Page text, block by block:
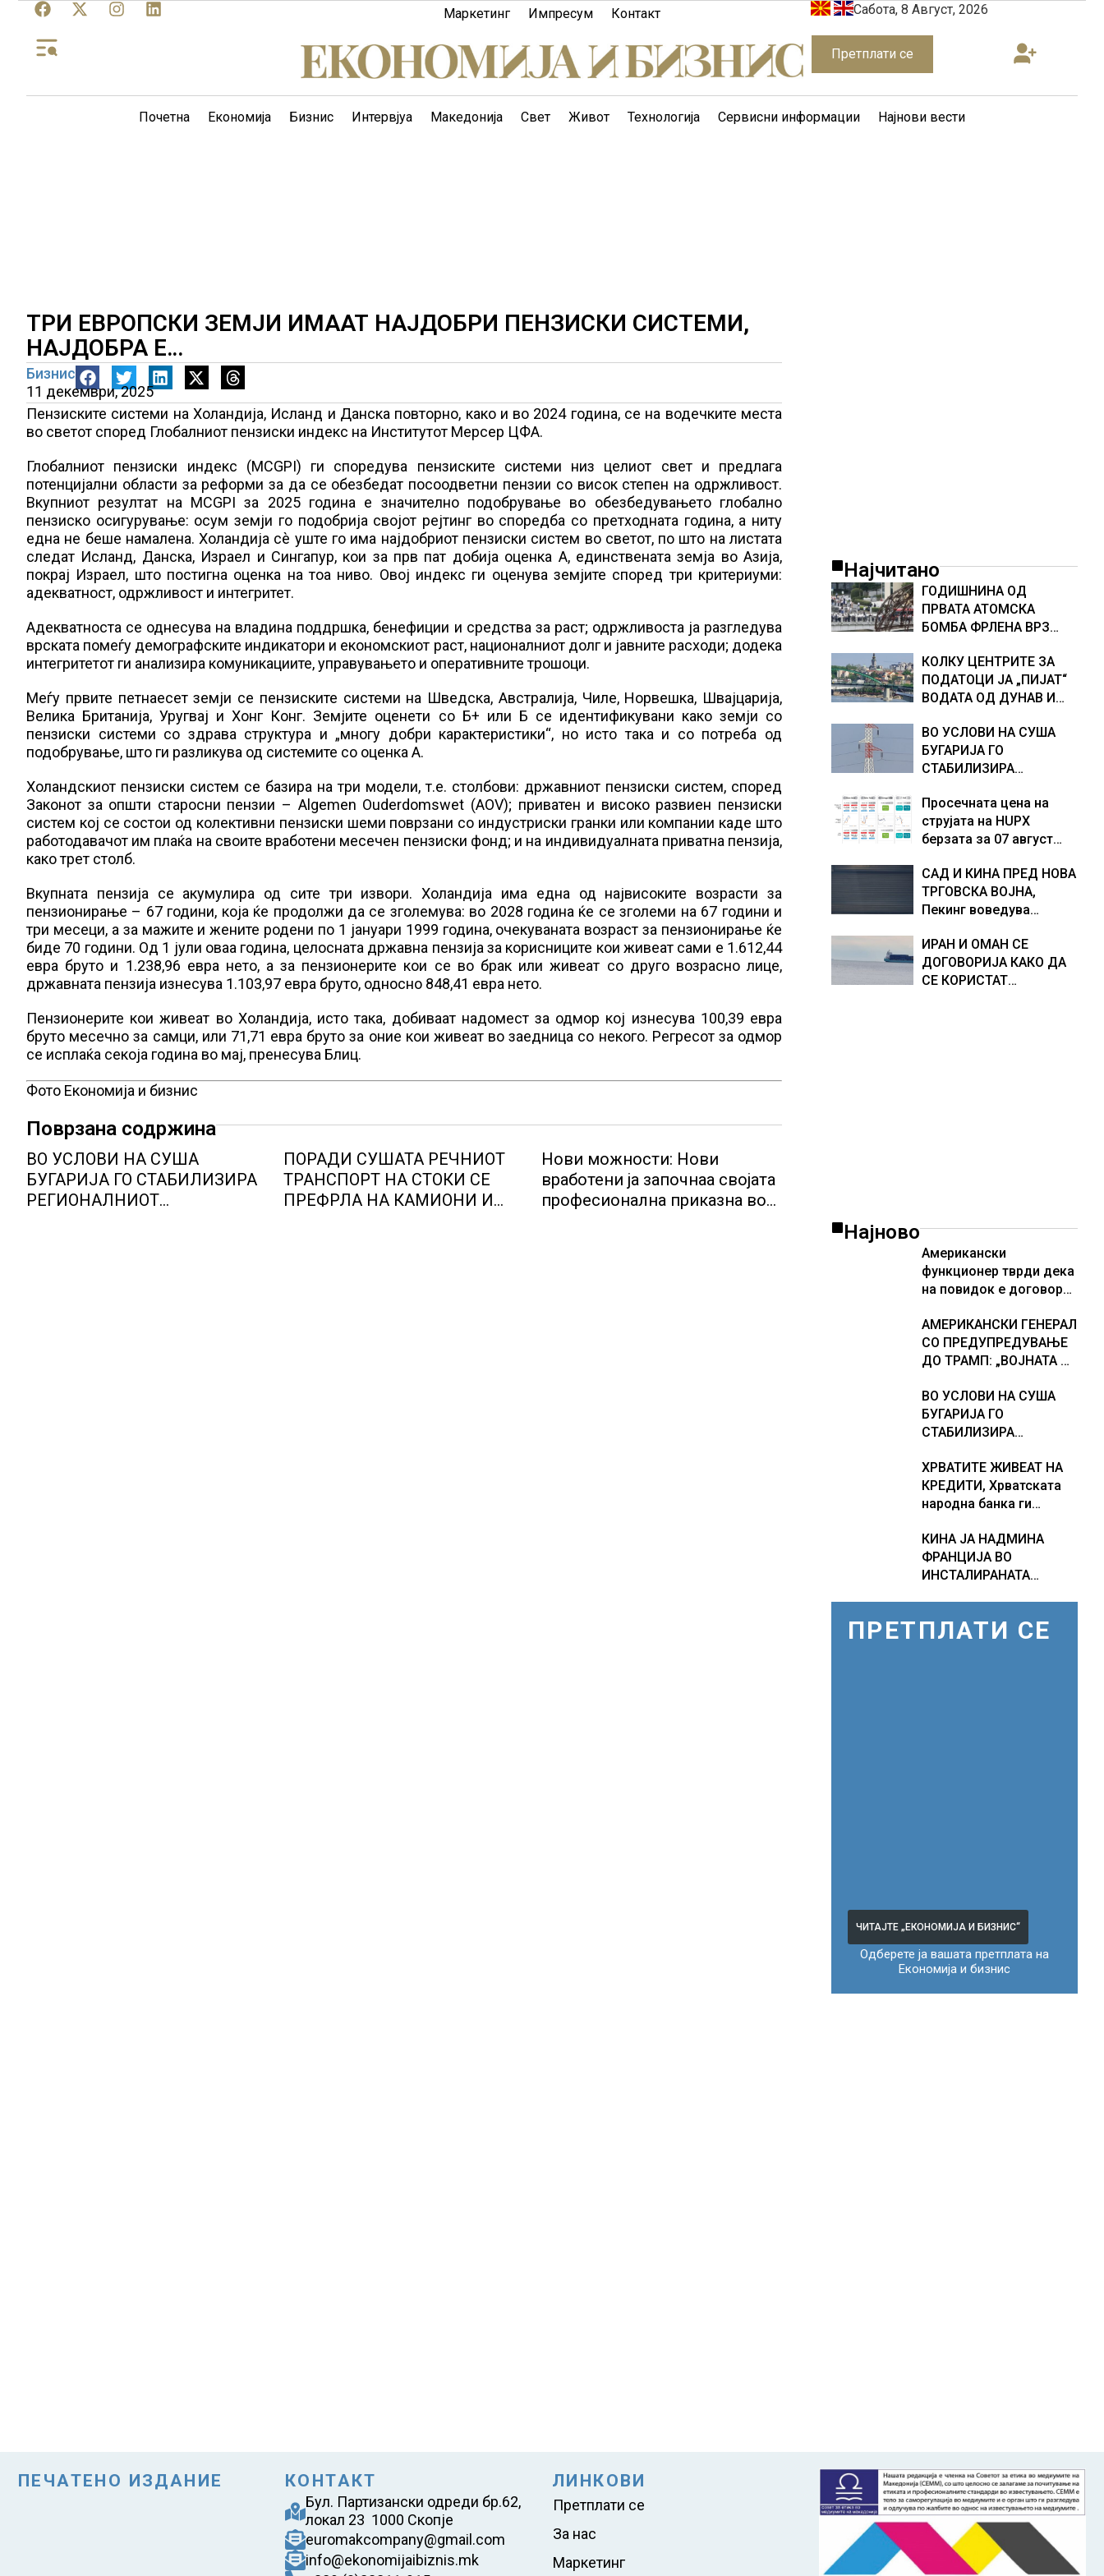
Маркетинг Импресум Контакт Сабота, 8 Август, 2026
Претплати се
Почетна Економија Бизнис Интервјуа Македонија Свет Живот Технологија Сервисни информации Најнови вести
ТРИ ЕВРОПСКИ ЗЕМЈИ ИМААТ НАЈДОБРИ ПЕНЗИСКИ СИСТЕМИ,
НАЈДОБРА Е…
Бизнис
11 декември, 2025
Пензиските системи на Холандија, Исланд и Данска повторно, како и во 2024 година, се на водечките места
во светот според Глобалниот пензиски индекс на Институтот Мерсер ЦФА.
Глобалниот пензиски индекс (MCGPI) ги споредува пензиските системи низ целиот свет и предлага
потенцијални области за реформи за да се обезбедат посоодветни пензии со висок степен на одржливост.
Вкупниот резултат на MCGPI за 2025 година е значително подобрување во обезбедувањето глобално
пензиско осигурување: осум земји го подобрија својот рејтинг во споредба со претходната година, а ниту
една не беше намалена. Холандија сè уште го има најдобриот пензиски систем во светот, по што на листата
следат Исланд, Данска, Израел и Сингапур, кои за прв пат добија оценка А, единствената земја во Азија,
покрај Израел, што постигна оценка на тоа ниво. Овој индекс ги оценува земјите според три критериуми:
адекватност, одржливост и интегритет.
Адекватноста се однесува на владина поддршка, бенефиции и средства за раст; одржливоста ја разгледува
врската помеѓу демографските индикатори и економскиот раст, националниот долг и јавните расходи; додека
интегритетот ги анализира комуникациите, управувањето и оперативните трошоци.
Меѓу првите петнаесет земји се пензиските системи на Шведска, Австралија, Чиле, Норвешка, Швајцарија,
Велика Британија, Уругвај и Хонг Конг. Земјите оценети со Б+ или Б се идентификувани како земји со
пензиски системи со здрава структура и „многу добри карактеристики“, но исто така и со потреба од
подобрување, што ги разликува од системите со оценка А.
Холандскиот пензиски систем се базира на три модели, т.е. столбови: државниот пензиски систем, според
Законот за општи старосни пензии – Algemen Ouderdomswet (AOV); приватен и високо развиен пензиски
систем кој се состои од колективни пензиски шеми поврзани со индустриски гранки или компании каде што
работодавачот им плаќа на своите вработени месечен пензиски фонд; и на индивидуалната приватна пензија,
како трет столб.
Вкупната пензија се акумулира од сите три извори. Холандија има една од највисоките возрасти за
пензионирање – 67 години, која ќе продолжи да се зголемува: во 2028 година ќе се зголеми на 67 години и
три месеци, а за мажите и жените родени по 1 јануари 1999 година, очекуваната возраст за пензионирање ќе
биде 70 години. Од 1 јули оваа година, целосната државна пензија за корисниците кои живеат сами е 1.612,44
евра бруто и 1.238,96 евра нето, а за пензионерите кои се во брак или живеат со друго возрасно лице,
државната пензија изнесува 1.103,97 евра бруто, односно 848,41 евра нето.
Пензионерите кои живеат во Холандија, исто така, добиваат надомест за одмор кој изнесува 100,39 евра
бруто месечно за самци, или 71,71 евра бруто за оние кои живеат во заедница со некого. Регресот за одмор
се исплаќа секоја година во мај, пренесува Блиц.
Фото Економија и бизнис
Поврзана содржина
ВО УСЛОВИ НА СУША
БУГАРИЈА ГО СТАБИЛИЗИРА
РЕГИОНАЛНИОТ
ПОРАДИ СУШАТА РЕЧНИОТ
ТРАНСПОРТ НА СТОКИ СЕ
ПРЕФРЛА НА КАМИОНИ И
Нови можности: Нови
вработени ја започнаа својата
професионална приказна во
Најчитано
ГОДИШНИНА ОД
ПРВАТА АТОМСКА
БОМБА ФРЛЕНА ВРЗ
ШТО НАПРАВИВМЕ“,
како дел од екипажот
во авионот „Енола Геј“ и
бомбардирањето го
доживуваа овој настан
што го промени текот
КОЛКУ ЦЕНТРИТЕ ЗА
ПОДАТОЦИ ЈА „ПИЈАТ“
ВОДАТА ОД ДУНАВ И
Германија е лидер во
Европа по бројот на
изградени центри за
ВО УСЛОВИ НА СУША
БУГАРИЈА ГО
СТАБИЛИЗИРА
ЕНЕРГЕТСКИ СИСТЕМ,
како Бугарија стана
балкански шампион во
од батерии
Просечната цена на
струјата на HUPX
берзата за 07 август
евра за мегават час, на
МЕМО 153,56 евра за
мегават час
САД И КИНА ПРЕД НОВА
ТРГОВСКА ВОЈНА,
Пекинг воведува
американски компании
и организации
ИРАН И ОМАН СЕ
ДОГОВОРИЈА КАКО ДА
СЕ КОРИСТАТ
Најново
Американски
функционер тврди дека
на повидок е договор
АМЕРИКАНСКИ ГЕНЕРАЛ
СО ПРЕДУПРЕДУВАЊЕ
ДО ТРАМП: „ВОЈНАТА НЕ
ВО УСЛОВИ НА СУША
БУГАРИЈА ГО
СТАБИЛИЗИРА
ЕНЕРГЕТСКИ СИСТЕМ,
како Бугарија стана
балкански шампион во
од батерии
ХРВАТИТЕ ЖИВЕАТ НА
КРЕДИТИ, Хрватската
народна банка ги
кредитирање и
предупредува на
зголемени ризици во
КИНА ЈА НАДМИНА
ФРАНЦИЈА ВО
ИНСТАЛИРАНАТА
ЦЕНТРАЛИ
ПРЕТПЛАТИ СЕ
ЧИТАЈТЕ „ЕКОНОМИЈА И БИЗНИС“
Одберете ја вашата претплата на
Економија и бизнис
ПЕЧАТЕНО ИЗДАНИЕ КОНТАКТ
Бул. Партизански одреди бр.62,
локал 23 1000 Скопје
euromakcompany@gmail.com
info@ekonomijaibiznis.mk
ЛИНКОВИ
Претплати се
За нас
Маркетинг